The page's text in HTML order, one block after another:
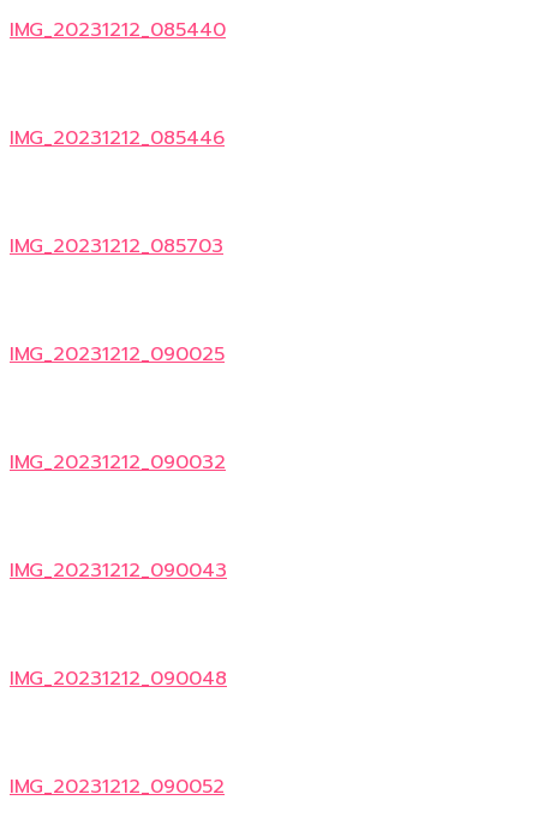
IMG_20231212_085440
IMG_20231212_085446
IMG_20231212_085703
IMG_20231212_090025
IMG_20231212_090032
IMG_20231212_090043
IMG_20231212_090048
IMG_20231212_090052